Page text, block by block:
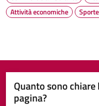
Attività economiche
Quanto sono
pagina?